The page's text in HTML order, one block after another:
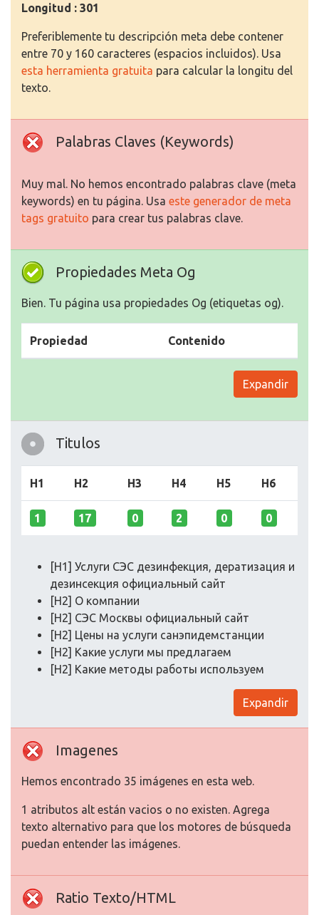
Longitud : 301
Preferiblemente tu descripción meta debe contener
entre 70 y 160 caracteres (espacios incluidos). Usa
esta herramienta gratuita para calcular la longitu del
texto.
Palabras Claves (Keywords)
Muy mal. No hemos encontrado palabras clave (meta
keywords) en tu página. Usa este generador de meta
tags gratuito para crear tus palabras clave.
Propiedades Meta Og
Bien. Tu página usa propiedades Og (etiquetas og).
Propiedad Contenido
Expandir
Titulos
H1 H2 H3 H4 H5 H6
1 17 0 2 0 0
[H1] Услуги СЭС дезинфекция, дератизация и
дезинсекция официальный сайт
[H2] О компании
[H2] СЭС Москвы официальный сайт
[H2] Цены на услуги санэпидемстанции
[H2] Какие услуги мы предлагаем
[H2] Какие методы работы используем
Expandir
Imagenes
Hemos encontrado 35 imágenes en esta web.
1 atributos alt están vacios o no existen. Agrega
texto alternativo para que los motores de búsqueda
puedan entender las imágenes.
Ratio Texto/HTML